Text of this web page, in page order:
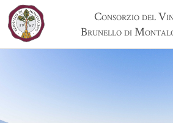
Consorzio del
Brunello di